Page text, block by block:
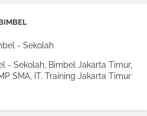
- Sekolah, Bimbel Jakarta Timur,
SMA, IT. Training Jakarta Timur